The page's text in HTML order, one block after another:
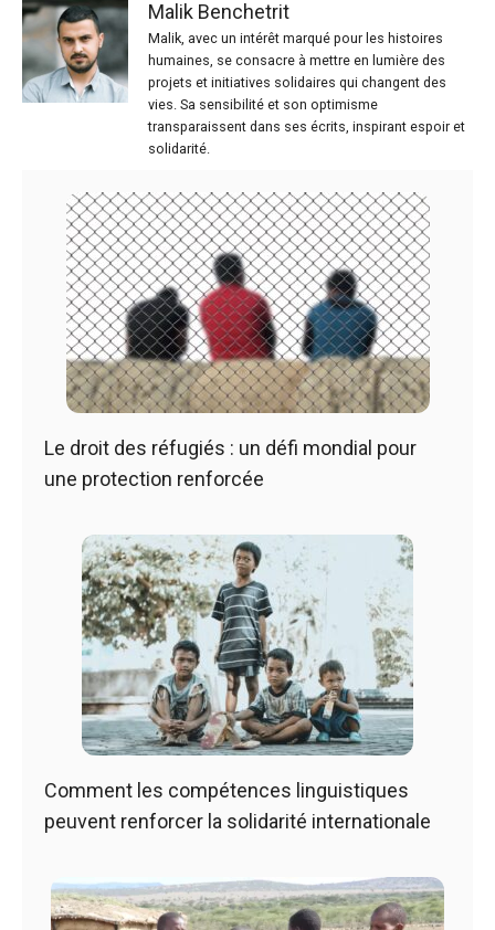
Malik Benchetrit
Malik, avec un intérêt marqué pour les histoires
humaines, se consacre à mettre en lumière des
projets et initiatives solidaires qui changent des
vies. Sa sensibilité et son optimisme
transparaissent dans ses écrits, inspirant espoir et
solidarité.
Le droit des réfugiés : un défi mondial pour
une protection renforcée
Comment les compétences linguistiques
peuvent renforcer la solidarité internationale